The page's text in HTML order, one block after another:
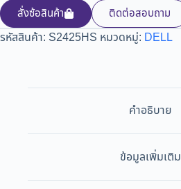
สั่งซ้อสินค้า
ติดต่อสอบถาม
รหัสสินค้า: S2425HS หมวดหมู่: DELL
คำอธิบาย
ข้อมูลเพิ่มเติม